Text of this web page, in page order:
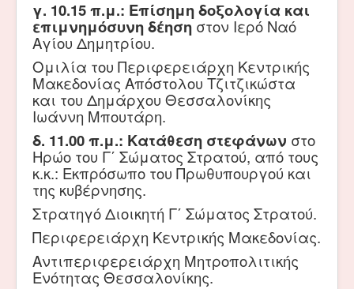
γ. 10.15 π.μ.: Επίσημη δοξολογία και
επιμνημόσυνη δέηση στον Ιερό Ναό
Αγίου Δημητρίου.
Ομιλία του Περιφερειάρχη Κεντρικής
Μακεδονίας Απόστολου Τζιτζικώστα
και του Δημάρχου Θεσσαλονίκης
Ιωάννη Μπουτάρη.
δ. 11.00 π.μ.: Κατάθεση στεφάνων στο
Ηρώο του Γ΄ Σώματος Στρατού, από τους
κ.κ.: Εκπρόσωπο του Πρωθυπουργού και
της κυβέρνησης.
Στρατηγό Διοικητή Γ΄ Σώματος Στρατού.
Περιφερειάρχη Κεντρικής Μακεδονίας.
Αντιπεριφερειάρχη Μητροπολιτικής
Ενότητας Θεσσαλονίκης.